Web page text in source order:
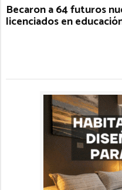
Becaron a 64 futuros
licenciados en